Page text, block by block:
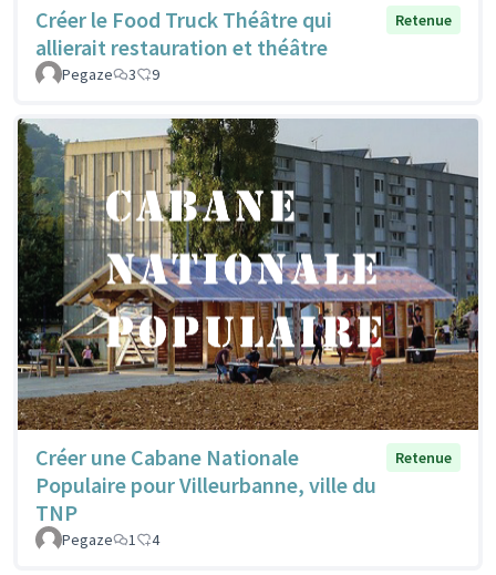
Créer le Food Truck Théâtre qui
allierait restauration et théâtre
Retenue
Pegaze 3 9
Créer une Cabane Nationale
Populaire pour Villeurbanne, ville du
TNP
Retenue
Pegaze 1 4